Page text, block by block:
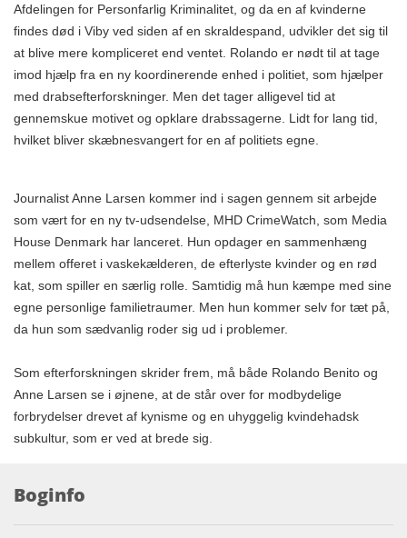
Afdelingen for Personfarlig Kriminalitet, og da en af kvinderne
findes død i Viby ved siden af en skraldespand, udvikler det sig til
at blive mere kompliceret end ventet. Rolando er nødt til at tage
imod hjælp fra en ny koordinerende enhed i politiet, som hjælper
med drabsefterforskninger. Men det tager alligevel tid at
gennemskue motivet og opklare drabssagerne. Lidt for lang tid,
hvilket bliver skæbnesvangert for en af politiets egne.
Journalist Anne Larsen kommer ind i sagen gennem sit arbejde
som vært for en ny tv-udsendelse, MHD CrimeWatch, som Media
House Denmark har lanceret. Hun opdager en sammenhæng
mellem offeret i vaskekælderen, de efterlyste kvinder og en rød
kat, som spiller en særlig rolle. Samtidig må hun kæmpe med sine
egne personlige familietraumer. Men hun kommer selv for tæt på,
da hun som sædvanlig roder sig ud i problemer.
Som efterforskningen skrider frem, må både Rolando Benito og
Anne Larsen se i øjnene, at de står over for modbydelige
forbrydelser drevet af kynisme og en uhyggelig kvindehadsk
subkultur, som er ved at brede sig.
Boginfo